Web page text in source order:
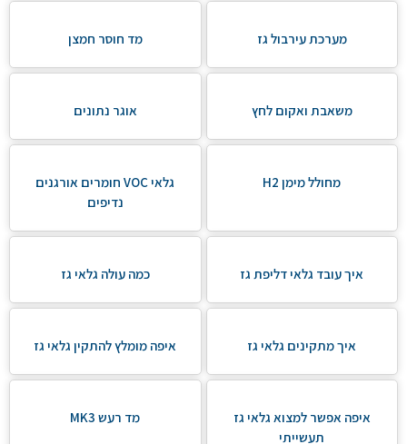
מערכת עירבול גז מד חוסר חמצן
משאבת ואקום לחץ אוגר נתונים
מחולל מימן H2
גלאי VOC חומרים אורגנים
נדיפים
איך עובד גלאי דליפת גז כמה עולה גלאי גז
איך מתקינים גלאי גז איפה מומלץ להתקין גלאי גז
איפה אפשר למצוא גלאי גז
תעשייתי
מד רעש MK3